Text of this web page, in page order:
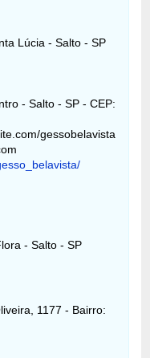
Lúcia - Salto - SP
- Salto - SP - CEP:
gessobelavista
- Salto - SP
1177 - Bairro: